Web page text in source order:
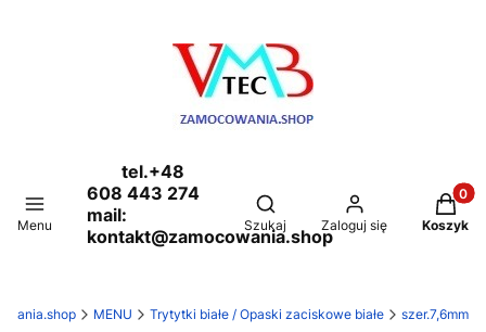
Menu
tel.+48
608 443 274
mail:
kontakt@zamocowania.shop
Otwórz wyszukiwarkę
Szukaj Zaloguj się Koszyk
MENU Trytytki białe / Opaski zaciskowe białe szer.7,6mm